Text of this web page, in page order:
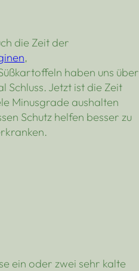
die Zeit der
,
haben uns über
Jetzt ist die Zeit
Minusgrade aushalten
Schutz helfen besser zu
ein oder zwei sehr kalte